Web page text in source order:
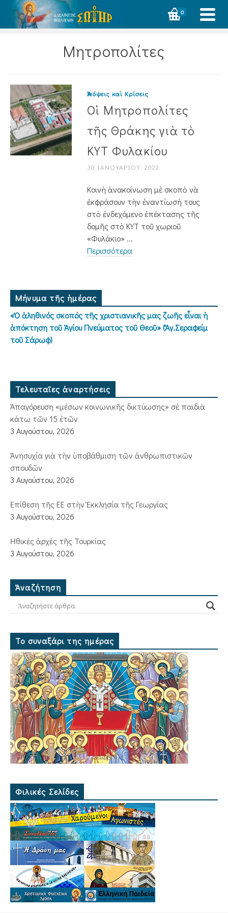
0
Μητροπολίτες
Ἀπόψεις καὶ Κρίσεις
Οἱ Μητροπολίτες
τῆς Θράκης γιὰ τὸ
ΚΥΤ Φυλακίου
30 ΙΑΝΟΥΑΡΊΟΥ, 2022
Κοινὴ ἀνακοίνωση μὲ σκοπὸ νὰ
ἐκφράσουν τὴν ἐναντίωσή τους
στὸ ἐνδεχόμενο ἐπέκτασης τῆς
δομῆς στὸ ΚΥΤ τοῦ χωριοῦ
«Φυλάκιο» ...
Περισσότερα
Μήνυμα τῆς ἡμέρας
«Ὁ ἀληθινός σκοπός τῆς χριστιανικῆς μας ζωῆς εἶναι ἡ
ἀπόκτηση τοῦ Ἁγίου Πνεύματος τοῦ Θεοῦ» (Ἅγ.Σεραφείμ
τοῦ Σάρωφ)
Τελευταῖες ἀναρτήσεις
Ἀπαγόρευση «μέσων κοινωνικῆς δικτύωσης» σὲ παιδιὰ
κάτω τῶν 15 ἐτῶν
3 Αυγούστου, 2026
Ἀνησυχία γιὰ τὴν ὑποβάθμιση τῶν ἀνθρωπιστικῶν
σπουδῶν
3 Αυγούστου, 2026
Ἐπίθεση τῆς ΕΕ στὴν Ἐκκλησία τῆς Γεωργίας
3 Αυγούστου, 2026
Ἠθικὲς ἀρχὲς τῆς Τουρκίας
3 Αυγούστου, 2026
Ἀναζήτηση
Το συναξάρι της ημέρας
Φιλικές Σελίδες